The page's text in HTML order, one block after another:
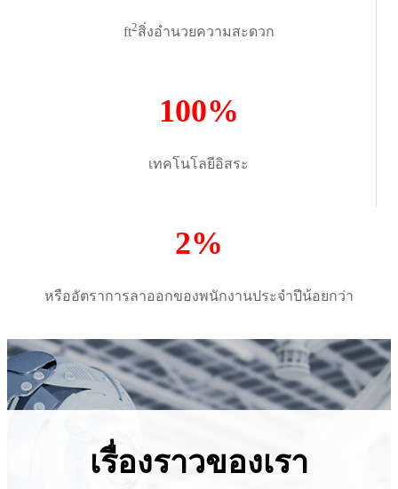
ft2สิ่งอำนวยความสะดวก
100%
เทคโนโลยีอิสระ
2%
หรืออัตราการลาออกของพนักงานประจำปีน้อยกว่า
เรื่องราวของเรา